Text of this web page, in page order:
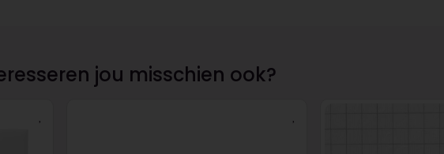
jou misschien ook?